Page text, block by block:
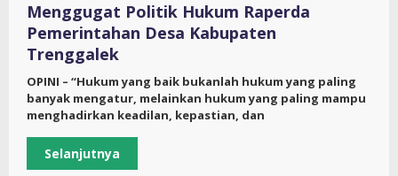
Menggugat Politik Hukum Raperda
Pemerintahan Desa Kabupaten
Trenggalek
OPINI – “Hukum yang baik bukanlah hukum yang paling
banyak mengatur, melainkan hukum yang paling mampu
menghadirkan keadilan, kepastian, dan
Selanjutnya